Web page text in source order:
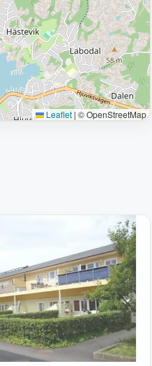
Leaflet | © OpenStreetMap